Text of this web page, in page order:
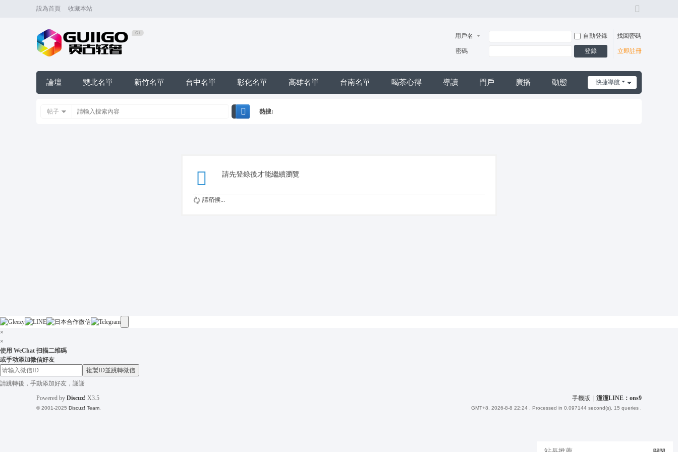
設為首頁 收藏本站
風
格
用戶名 自動登錄 找回密碼
密碼 登錄 立即註冊
快捷導航
論壇 雙北名單 新竹名單 台中名單 彰化名單 高雄名單 台南名單 喝茶心得 導讀 門戶 廣播 動態
帖子 熱搜:
請先登錄後才能繼續瀏覽
請稍候...
×
×
使用 WeChat 扫描二维碼
或手动添加微信好友
複製ID並跳轉微信
請跳轉後，手動添加好友，謝謝
手機版 潼潼LINE：ons9
GMT+8, 2026-8-8 22:24 , Processed in 0.097144 second(s), 15 queries .
Powered by Discuz! X3.5
© 2001-2025 Discuz! Team